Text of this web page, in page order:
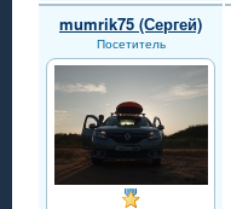
mumrik75 (Сергей)
Посетитель